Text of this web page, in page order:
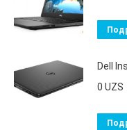
Dell
0 UZS